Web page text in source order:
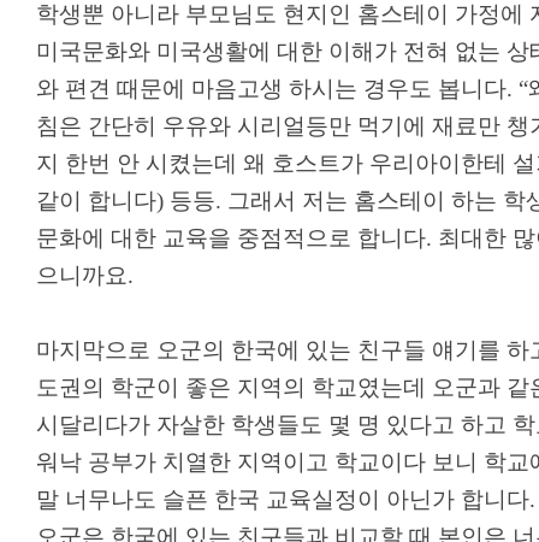
학생뿐 아니라 부모님도 현지인 홈스테이 가정
미국문화와 미국생활에 대한 이해가 전혀 없는
와 편견 때문에 마음고생 하시는 경우도 봅니다. “
침은 간단히 우유와 시리얼등만 먹기에 재료만
지 한번 안 시켰는데 왜 호스트가 우리아이한테
같이 합니다) 등등. 그래서 저는 홈스테이 하는
문화에 대한 교육을 중점적으로 합니다. 최대한
으니까요.
마지막으로 오군의 한국에 있는 친구들 얘기를
도권의 학군이 좋은 지역의 학교였는데 오군과
시달리다가 자살한 학생들도 몇 명 있다고 하고
워낙 공부가 치열한 지역이고 학교이다 보니 학
말 너무나도 슬픈 한국 교육실정이 아닌가 합니다.
오군은 한국에 있는 친구들과 비교할 때 본인은